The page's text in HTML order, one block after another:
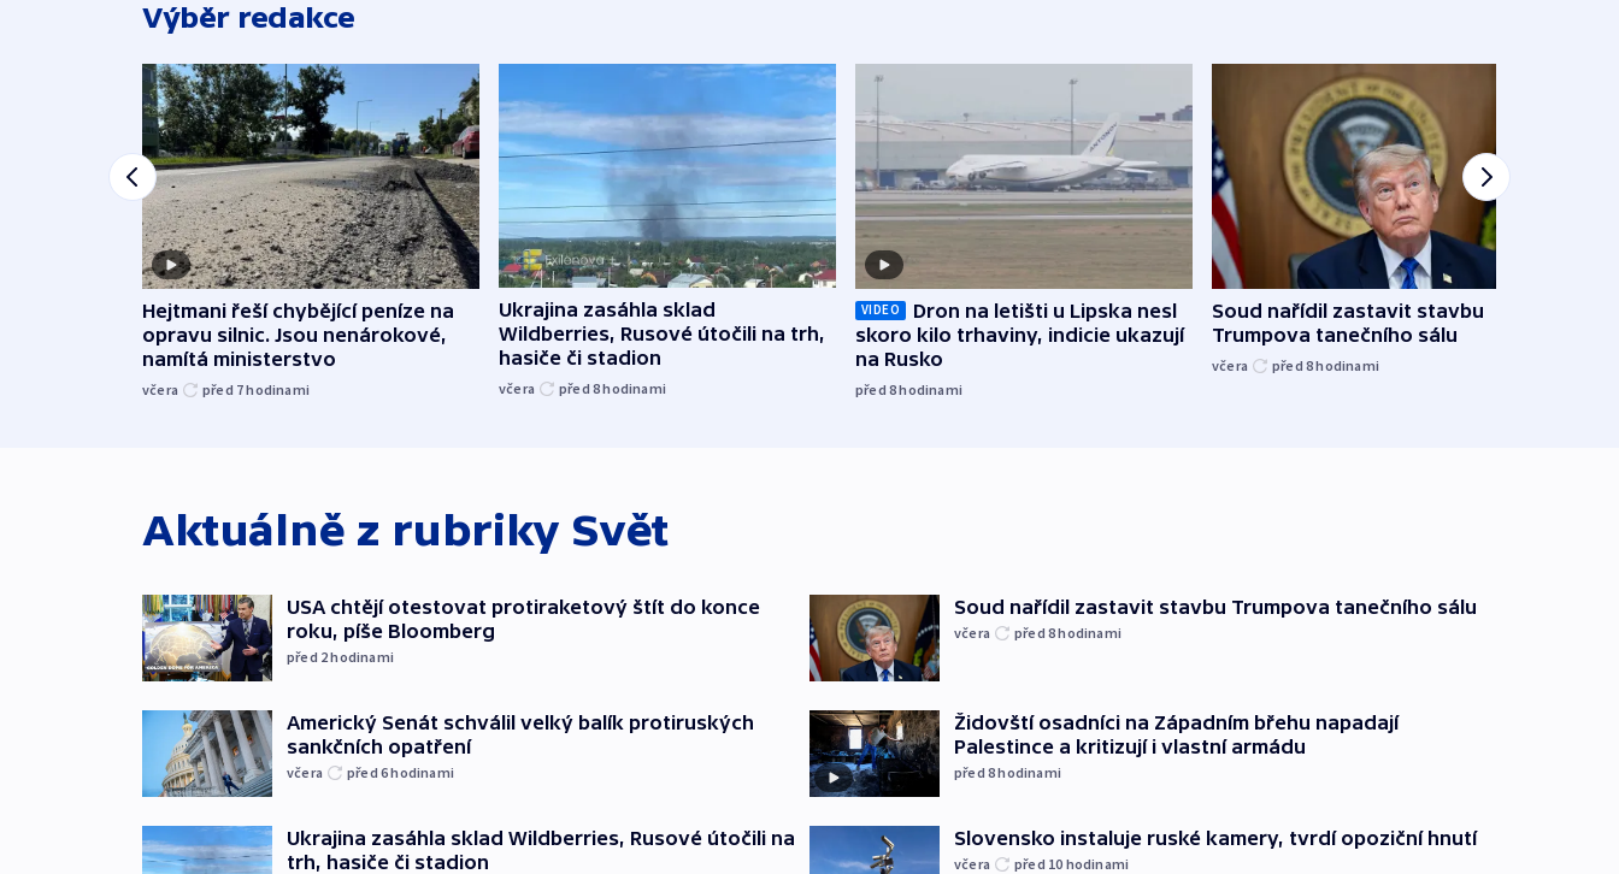
Výběr redakce
Hejtmani řeší chybějící peníze na
opravu silnic. Jsou nenárokové,
namítá ministerstvo
včera před 7hodinami
Ukrajina zasáhla sklad
Wildberries, Rusové útočili na trh,
hasiče či stadion
včera před 8hodinami
VIDEO
Dron na letišti u Lipska nesl
skoro kilo trhaviny, indicie ukazují
na Rusko
před 8hodinami
Soud nařídil zastavit stavbu
Trumpova tanečního sálu
včera před 8hodinami
Aktuálně z rubriky Svět
USA chtějí otestovat protiraketový štít do konce
roku, píše Bloomberg
před 2hodinami
Americký Senát schválil velký balík protiruských
sankčních opatření
včera před 6hodinami
Ukrajina zasáhla sklad Wildberries, Rusové útočili na
trh, hasiče či stadion
Soud nařídil zastavit stavbu Trumpova tanečního sálu
včera před 8hodinami
Židovští osadníci na Západním břehu napadají
Palestince a kritizují i vlastní armádu
před 8hodinami
Slovensko instaluje ruské kamery, tvrdí opoziční hnutí
včera před 10 hodinami